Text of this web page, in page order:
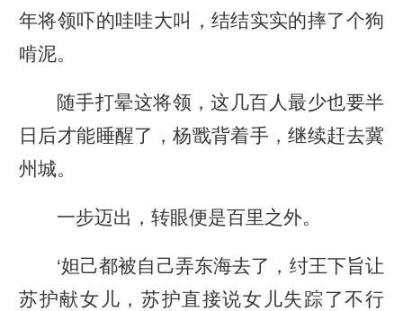
年将领吓的哇哇大叫，结结实实的摔了个狗
啃泥。
随手打晕这将领，这几百人最少也要半
日后才能睡醒了，杨戬背着手，继续赶去冀
州城。
一步迈出，转眼便是百里之外。
‘妲己都被自己弄东海去了，纣王下旨让
苏护献女儿，苏护直接说女儿失踪了不行